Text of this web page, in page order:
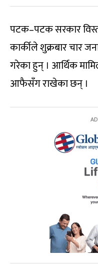
पटक–पटक सरकार
कार्कीले शुक्रबार चार
गरेका हुन् । आर्थिक
आफैसँग राखेका छन् ।